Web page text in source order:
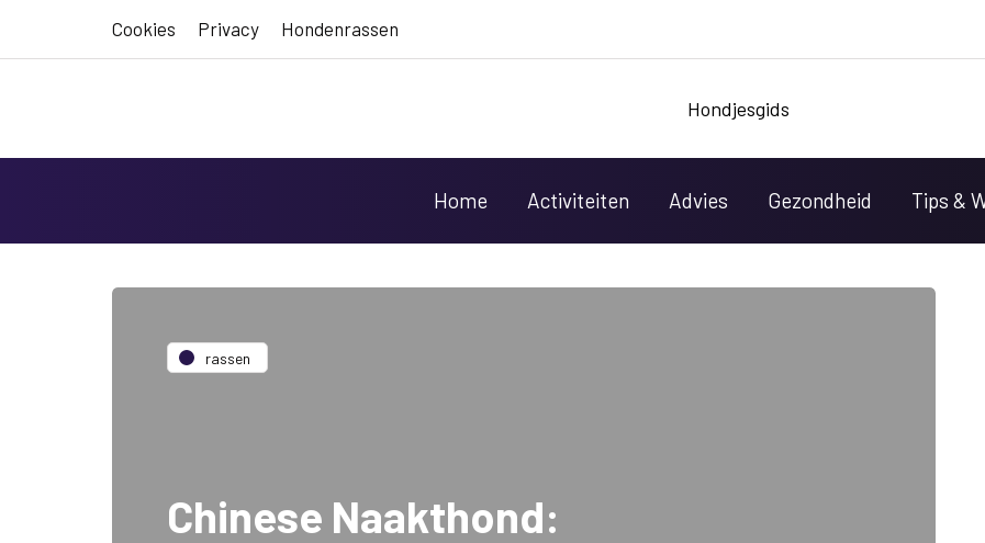
Cookies Privacy Hondenrassen
Hondjesgids
Home Activiteiten Advies Gezondheid Tips &
rassen
Chinese Naakthond: